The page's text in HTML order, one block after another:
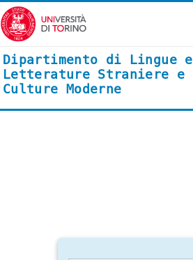
Vai al contenuto principale
Dipartimento di Lingue e
Letterature Straniere e
Culture Moderne